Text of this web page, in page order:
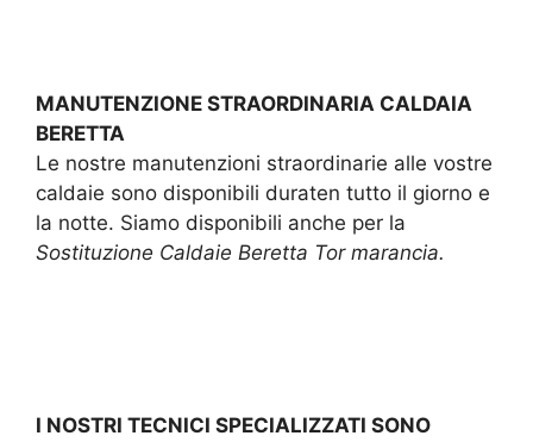
MANUTENZIONE STRAORDINARIA CALDAIA
BERETTA
Le nostre manutenzioni straordinarie alle vostre
caldaie sono disponibili duraten tutto il giorno e
la notte. Siamo disponibili anche per la
Sostituzione Caldaie Beretta Tor marancia.
I NOSTRI TECNICI SPECIALIZZATI SONO